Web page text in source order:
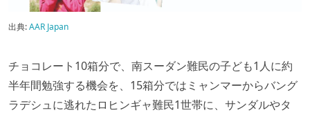
出典:AAR Japan
チョコレート10箱分で、南スーダン難民の子ども1人に約
半年間勉強する機会を、15箱分ではミャンマーからバング
ラデシュに逃れたロヒンギャ難民1世帯に、サンダルやタ